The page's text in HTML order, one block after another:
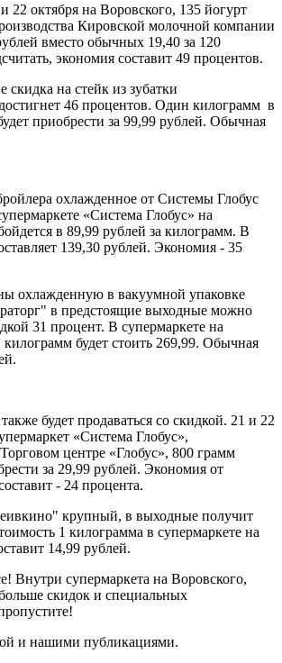
22 октября на Воровского, 135 йогурт
Кировской молочной компании
вместо обычных 19,40 за 120
экономия составит 49 процентов.
скидка на стейк из зубатки
46 процентов. Один килограмм в
приобрести за 99,99 рублей. Обычная
охлажденное от Системы Глобус
«Система Глобус» на
в 89,99 рублей за килограмм. В
139,30 рублей. Экономия - 35
охлажденную в вакуумной упаковке
в предстоящие выходные можно
31 процент. В супермаркете на
будет стоить 269,99. Обычная
будет продаваться со скидкой. 21 и 22
«Система Глобус»,
центре «Глобус», 800 грамм
за 29,99 рублей. Экономия от
- 24 процента.
крупный, в выходные получит
1 килограмма в супермаркете на
14,99 рублей.
Внутри супермаркета на Воровского,
скидок и специальных
и нашими публикациями.